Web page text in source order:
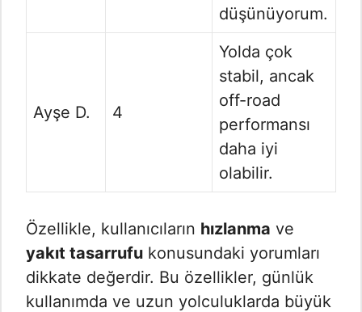
düşünüyorum.
Ayşe D. 4
Yolda çok
stabil, ancak
off-road
performansı
daha iyi
olabilir.
Özellikle, kullanıcıların hızlanma ve
yakıt tasarrufu konusundaki yorumları
dikkate değerdir. Bu özellikler, günlük
kullanımda ve uzun yolculuklarda büyük